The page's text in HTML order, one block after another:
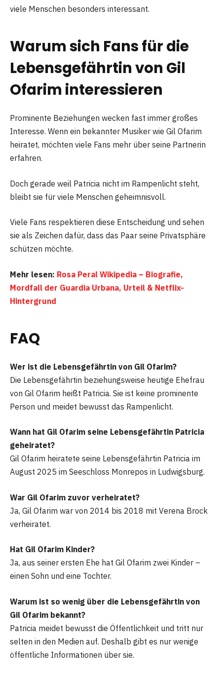
viele Menschen besonders interessant.
Warum sich Fans für die
Lebensgefährtin von Gil
Ofarim interessieren
Prominente Beziehungen wecken fast immer großes
Interesse. Wenn ein bekannter Musiker wie Gil Ofarim
heiratet, möchten viele Fans mehr über seine Partnerin
erfahren.
Doch gerade weil Patricia nicht im Rampenlicht steht,
bleibt sie für viele Menschen geheimnisvoll.
Viele Fans respektieren diese Entscheidung und sehen
sie als Zeichen dafür, dass das Paar seine Privatsphäre
schützen möchte.
Mehr lesen: Rosa Peral Wikipedia – Biografie,
Mordfall der Guardia Urbana, Urteil & Netflix-
Hintergrund
FAQ
Wer ist die Lebensgefährtin von Gil Ofarim?
Die Lebensgefährtin beziehungsweise heutige Ehefrau
von Gil Ofarim heißt Patricia. Sie ist keine prominente
Person und meidet bewusst das Rampenlicht.
Wann hat Gil Ofarim seine Lebensgefährtin Patricia
geheiratet?
Gil Ofarim heiratete seine Lebensgefährtin Patricia im
August 2025 im Seeschloss Monrepos in Ludwigsburg.
War Gil Ofarim zuvor verheiratet?
Ja, Gil Ofarim war von 2014 bis 2018 mit Verena Brock
verheiratet.
Hat Gil Ofarim Kinder?
Ja, aus seiner ersten Ehe hat Gil Ofarim zwei Kinder –
einen Sohn und eine Tochter.
Warum ist so wenig über die Lebensgefährtin von
Gil Ofarim bekannt?
Patricia meidet bewusst die Öffentlichkeit und tritt nur
selten in den Medien auf. Deshalb gibt es nur wenige
öffentliche Informationen über sie.